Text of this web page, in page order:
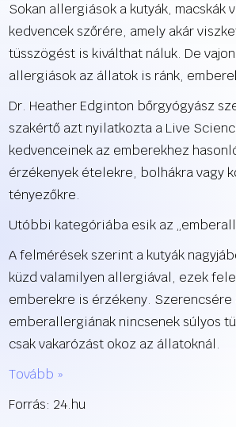
Sokan allergiások a kutyák, macskák
kedvencek szőrére, amely akár
tüsszögést is kiválthat náluk. De
allergiások az állatok is ránk,
Dr. Heather Edginton bőrgyógyász
szakértő azt nyilatkozta a Live
kedvenceinek az emberekhez
érzékenyek ételekre, bolhákra vagy
tényezőkre.
Utóbbi kategóriába esik az
A felmérések szerint a kutyák
küzd valamilyen allergiával, ezek
emberekre is érzékeny. Szerencsére
emberallergiának nincsenek súlyos
csak vakarózást okoz az állatoknál.
Tovább »
Forrás: 24.hu